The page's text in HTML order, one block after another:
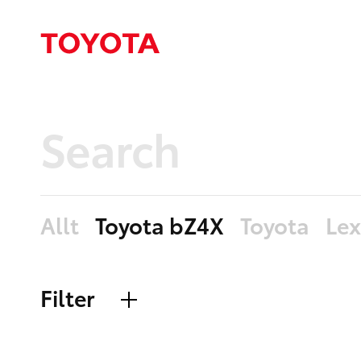
Allt Toyota bZ4X Toyota
Filter